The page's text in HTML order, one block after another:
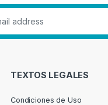
TEXTOS LEGALES
Condiciones de Uso